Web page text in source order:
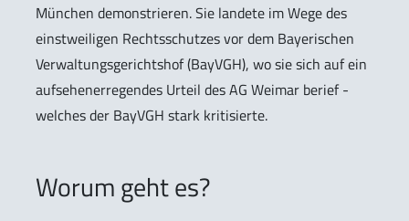
München demonstrieren. Sie landete im Wege des
einstweiligen Rechtsschutzes vor dem Bayerischen
Verwaltungsgerichtshof (BayVGH), wo sie sich auf ein
aufsehenerregendes Urteil des AG Weimar berief -
welches der BayVGH stark kritisierte.
Worum geht es?